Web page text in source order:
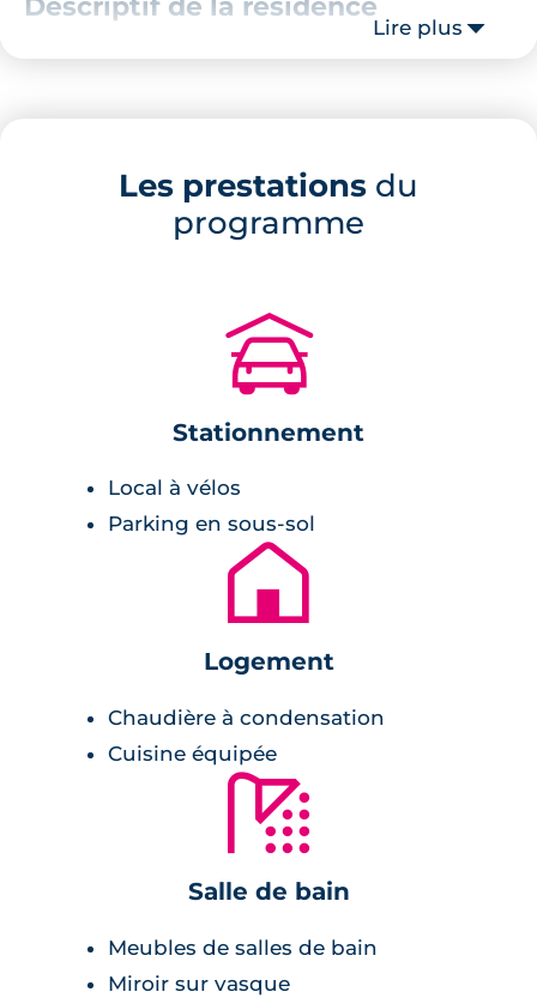
Composée de 40 appartements neufs, cette
pourront s'y installer et contribuer au bon
développement économique du quartier.
carrelage (avec teintes aux choix) grande
dimension avec plinthes assorties,
équipement domotique permettant de
gérer : l'ouverture des volets roulants
électriques, les consommations
énergétiques, etc.,
Salle de bains :
carrelage avec plinthes assorties,
miroir avec bandeau lumineux.
chambres :
Lire plus
Les prestations du
programme
🚗
Stationnement
Local à vélos
Parking en sous-sol
🏚
Logement
Chaudière à condensation
Cuisine équipée
🚿
Salle de bain
Meubles de salles de bain
Miroir sur vasque